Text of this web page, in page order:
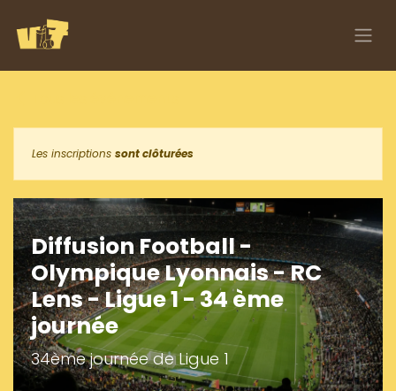
Les inscriptions sont clôturées
Diffusion Football -
Olympique Lyonnais - RC
Lens - Ligue 1 - 34 ème
journée
34ème journée de Ligue 1